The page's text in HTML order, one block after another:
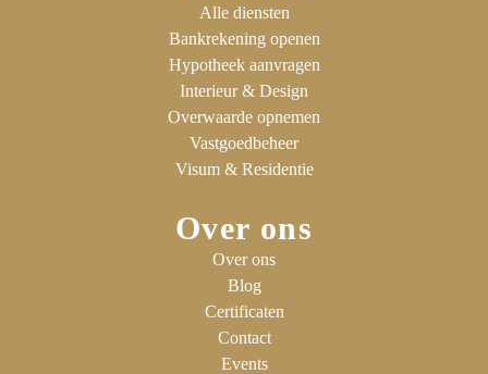
Alle diensten
Bankrekening openen
Hypotheek aanvragen
Interieur & Design
Overwaarde opnemen
Vastgoedbeheer
Visum & Residentie
Over ons
Over ons
Blog
Certificaten
Contact
Events